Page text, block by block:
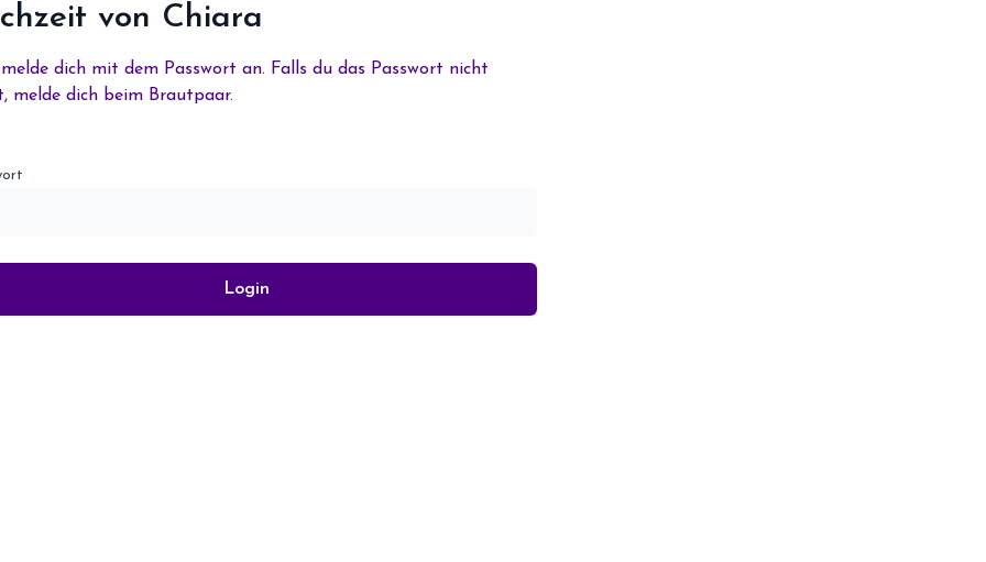
von Chiara
dich mit dem Passwort an. Falls du das Passwort nicht
melde dich beim Brautpaar.
Login